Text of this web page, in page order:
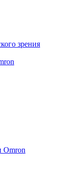
зрения
Omron